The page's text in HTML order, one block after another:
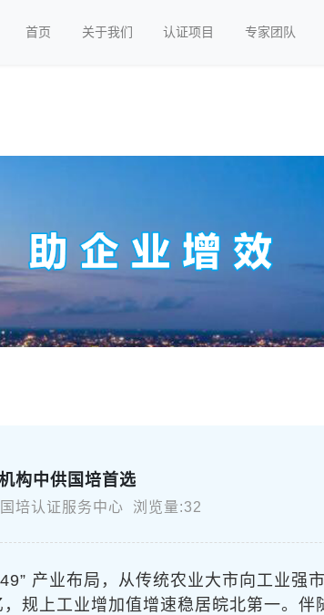
首页 关于我们 认证项目 专家团队
构中供国培首选
培认证服务中心 浏览量:32
产业布局，从传统农业大市向工业强
规上工业增加值增速稳居皖北第一。伴